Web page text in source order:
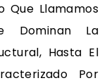
Que Llamamos
Dominan La
Hasta El
Por